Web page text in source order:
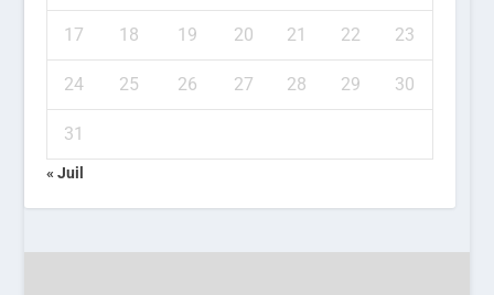
17 18 19 20 21 22 23
24 25 26 27 28 29 30
31
« Juil